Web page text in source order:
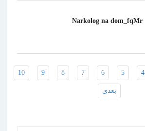
Narkolog na dom_fqMr
4
5
6
7
8
9
10
بعدی